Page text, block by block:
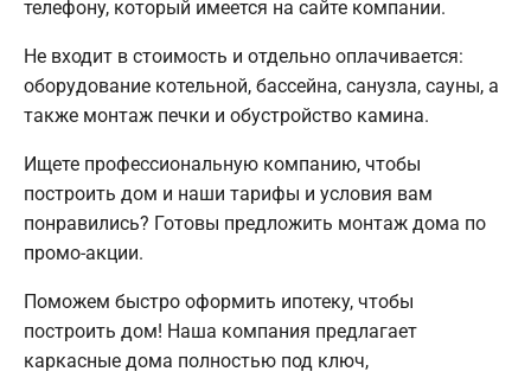
телефону, который имеется на сайте компании.
Не входит в стоимость и отдельно оплачивается:
оборудование котельной, бассейна, санузла, сауны, а
также монтаж печки и обустройство камина.
Ищете профессиональную компанию, чтобы
построить дом и наши тарифы и условия вам
понравились? Готовы предложить монтаж дома по
промо-акции.
Поможем быстро оформить ипотеку, чтобы
построить дом! Наша компания предлагает
каркасные дома полностью под ключ,